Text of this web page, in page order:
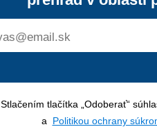
v praxi k
Stlačením tlačítka „Odoberať“
a Politikou ochrany